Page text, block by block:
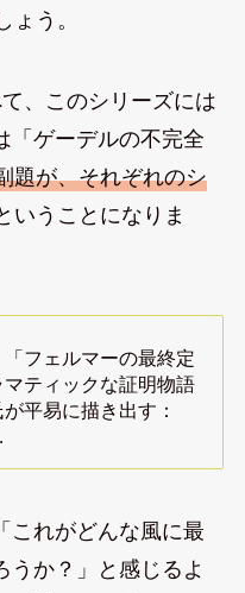
ょう。
、このシリーズには
「ゲーデルの不完全
題が、それぞれのシ
いうことになりま
「フェルマーの最終定
ティックな証明物語
平易に描き出す：
これがどんな風に最
うか？」と感じるよ